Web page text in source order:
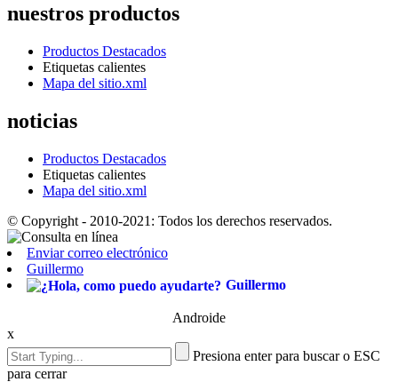
nuestros productos
Productos Destacados
Etiquetas calientes
Mapa del sitio.xml
noticias
Productos Destacados
Etiquetas calientes
Mapa del sitio.xml
© Copyright - 2010-2021: Todos los derechos reservados.
Enviar correo electrónico
Guillermo
Guillermo
Androide
x
Presiona enter para buscar o ESC
para cerrar